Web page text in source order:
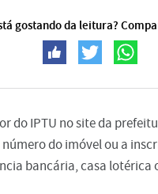
gostando da leitura?
do IPTU no site da
do imóvel ou a
bancária, casa lotérica